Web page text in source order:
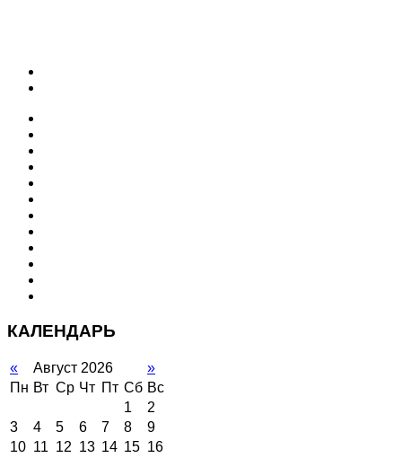
КАЛЕНДАРЬ
« Август 2026
»
Пн Вт Ср Чт Пт Сб Вс
1
2
3
4 5 6 7 8
9
10 11 12 13 14 15 16